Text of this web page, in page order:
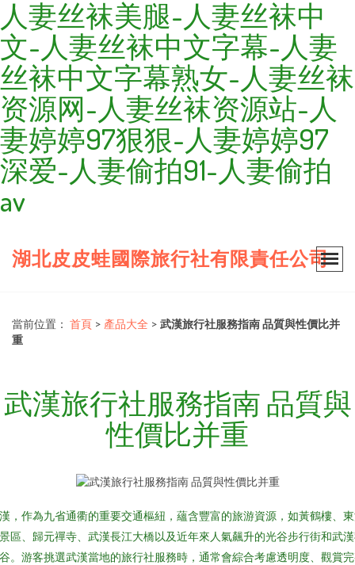
人妻丝袜美腿-人妻丝袜中
文-人妻丝袜中文字幕-人妻
丝袜中文字幕熟女-人妻丝袜
资源网-人妻丝袜资源站-人
妻婷婷97狠狠-人妻婷婷97
深爱-人妻偷拍91-人妻偷拍
av
湖北皮皮蛙國際旅行社有限責任公司
當前位置： 首頁 > 產品大全 > 武漢旅行社服務指南 品質與性價比并
重
武漢旅行社服務指南 品質與
性價比并重
，作為九省通衢的重要交通樞紐，蘊含豐富的旅游資源，如黃鶴樓、
區、歸元禪寺、武漢長江大橋以及近年來人氣飆升的光谷步行街和武
。游客挑選武漢當地的旅行社服務時，通常會綜合考慮透明度、觀賞